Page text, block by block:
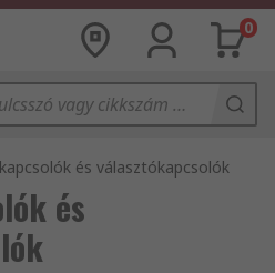
0
és választókapcsolók
és